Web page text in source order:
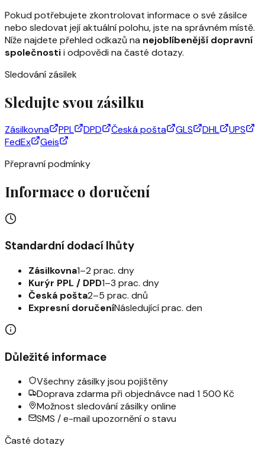
Pokud potřebujete zkontrolovat informace o své zásilce
nebo sledovat její aktuální polohu, jste na správném místě.
Níže najdete přehled odkazů na nejoblíbenější dopravní
společnostii odpovědi na časté dotazy.
Sledování zásilek
Sledujte svou zásilku
Zásilkovna PPL DPD Česká pošta GLS DHL
UPS
FedEx
Geis
Přepravní podmínky
Informace o doručení
Standardní dodací lhůty
Zásilkovna1–2 prac. dny
Kurýr PPL / DPD1–3 prac. dny
Česká pošta2–5 prac. dnů
Expresní doručeníNásledující prac. den
Důležité informace
Všechny zásilky jsou pojištěny
Doprava zdarma při objednávce nad 1 500 Kč
Možnost sledování zásilky online
SMS / e-mail upozornění o stavu
Časté dotazy